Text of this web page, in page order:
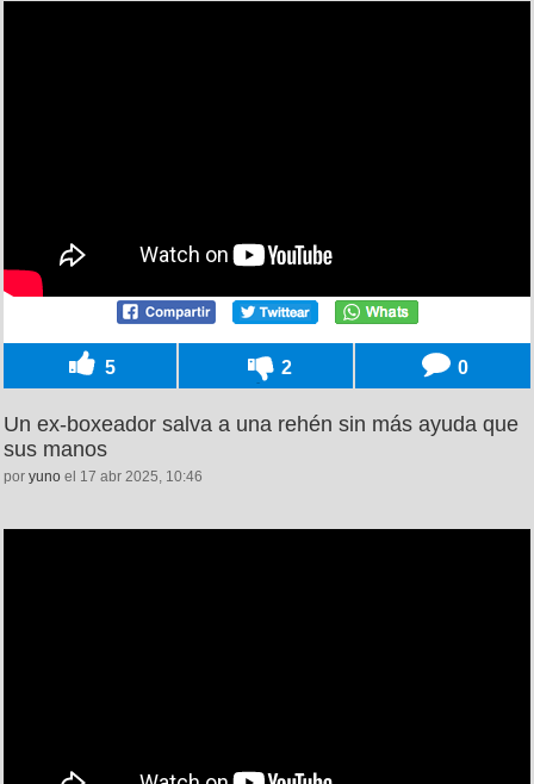
5 2 0
Un ex-boxeador salva a una rehén sin más ayuda que
sus manos
por yuno el 17 abr 2025, 10:46